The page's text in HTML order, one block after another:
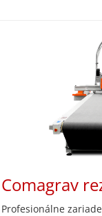
Comagrav
Profesionálne